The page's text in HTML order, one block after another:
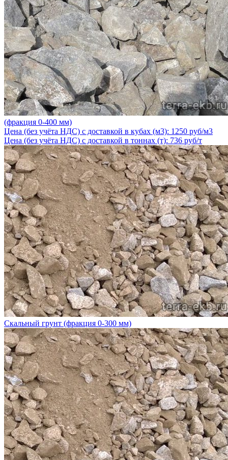
(фракция 0-400 мм)
Цена (без учёта НДС) с доставкой в кубах (м3): 1250 руб/м3
Цена (без учёта НДС) с доставкой в тоннах (т): 736 руб/т
Скальный грунт (фракция 0-300 мм)